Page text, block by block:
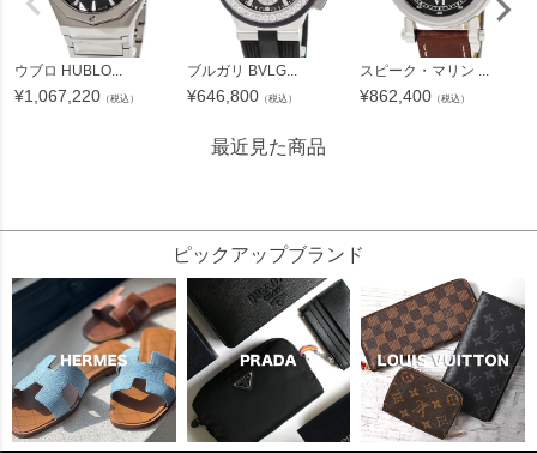
ウブロ HUBLO...
¥1,067,220 （税込）
ブルガリ BVLG...
¥646,800 （税込）
スピーク・マリン ...
¥862,400 （税込）
最近見た商品
ピックアップブランド